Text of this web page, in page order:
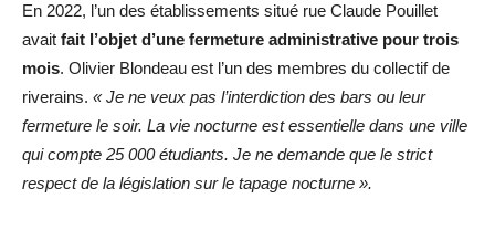
En 2022, l’un des établissements situé rue Claude Pouillet
avait fait l’objet d’une fermeture administrative pour trois
mois. Olivier Blondeau est l’un des membres du collectif de
riverains. « Je ne veux pas l’interdiction des bars ou leur
fermeture le soir. La vie nocturne est essentielle dans une ville
qui compte 25 000 étudiants. Je ne demande que le strict
respect de la législation sur le tapage nocturne ».